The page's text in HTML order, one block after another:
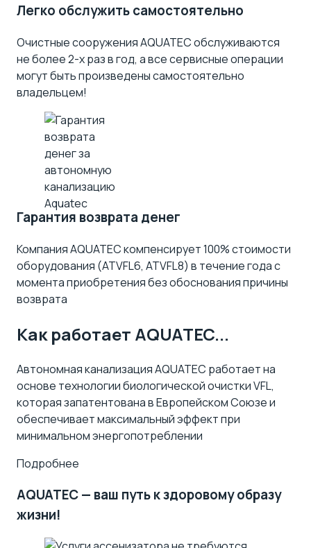
Легко обслужить самостоятельно
Очистные сооружения AQUATEC обслуживаются
не более 2-х раз в год, а все сервисные операции
могут быть произведены самостоятельно
владельцем!
Гарантия возврата денег
Компания AQUATEC компенсирует 100% стоимости
оборудования (ATVFL6, ATVFL8) в течение года с
момента приобретения без обоснования причины
возврата
Как работает AQUATEC...
Автономная канализация AQUATEC работает на
основе технологии биологической очистки VFL,
которая запатентована в Европейском Союзе и
обеспечивает максимальный эффект при
минимальном энергопотреблении
Подробнее
AQUATEC — ваш путь к здоровому образу
жизни!